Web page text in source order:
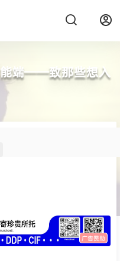
端——致那些想入
广告赞助